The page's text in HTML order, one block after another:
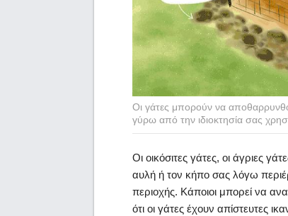
Οι γάτες μπορούν να
γύρω από την ιδιοκτησία σας
Οι οικόσιτες γάτες, οι άγριες
αυλή ή τον κήπο σας λόγω
περιοχής. Κάποιοι μπορεί να
ότι οι γάτες έχουν απίστευτες